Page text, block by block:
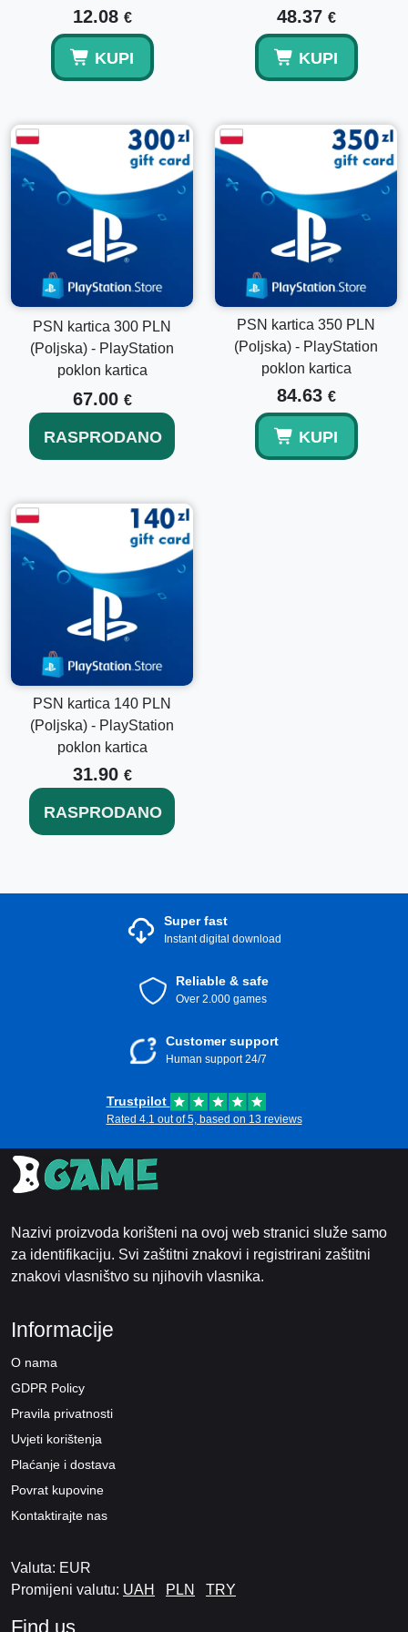
Koliko brzo je dostava?
Dostava je obično trenutna nakon potvrde plaćanja.
Ne, sredstva na PlayStation novčaniku ne ističu.
Može li se kombinirati s trenutnim saldom?
Da, sredstva se dodaju vašem novčaniku i mogu se koristiti
zajedno s postojećim saldom.
12.08 €
KUPI
48.37 €
KUPI
PSN kartica 300 PLN
(Poljska) - PlayStation
poklon kartica
67.00 €
RASPRODANO
PSN kartica 350 PLN
(Poljska) - PlayStation
poklon kartica
84.63 €
KUPI
PSN kartica 140 PLN
(Poljska) - PlayStation
poklon kartica
31.90 €
RASPRODANO
Super fast
Instant digital download
Reliable & safe
Over 2.000 games
Customer support
Human support 24/7
Trustpilot
Rated 4.1 out of 5, based on 13 reviews
Nazivi proizvoda korišteni na ovoj web stranici služe samo
za identifikaciju. Svi zaštitni znakovi i registrirani zaštitni
znakovi vlasništvo su njihovih vlasnika.
Informacije
O nama
GDPR Policy
Pravila privatnosti
Uvjeti korištenja
Plaćanje i dostava
Povrat kupovine
Kontaktirajte nas
Valuta: EUR
Promijeni valutu: UAH PLN TRY
Find us